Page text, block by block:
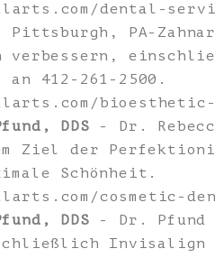
dental-
Pittsburgh, PA-
verbessern,
412-261-2500.
DDS - Dr.
Ziel der
Schönheit.
cosmetic-
DDS - Dr. Pfund
Invisalign